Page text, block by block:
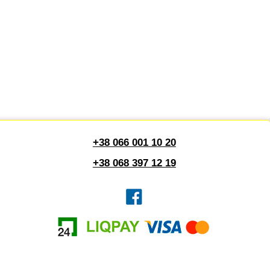
+38 066 001 10 20
+38 068 397 12 19